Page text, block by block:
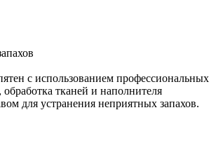
с использованием профессиональных
тканей и наполнителя
для устранения неприятных запахов.